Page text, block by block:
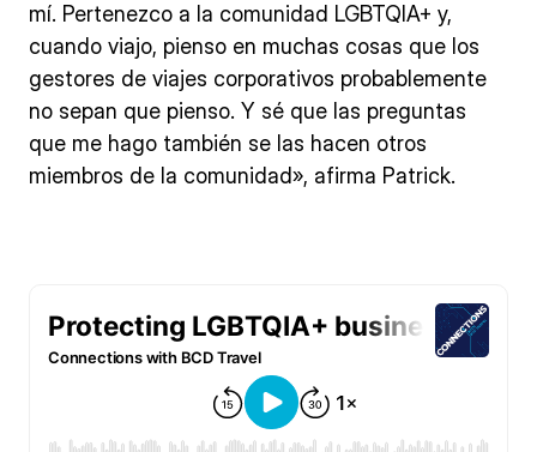
mí. Pertenezco a la comunidad LGBTQIA+ y,
cuando viajo, pienso en muchas cosas que los
gestores de viajes corporativos probablemente
no sepan que pienso. Y sé que las preguntas
que me hago también se las hacen otros
miembros de la comunidad», afirma Patrick.